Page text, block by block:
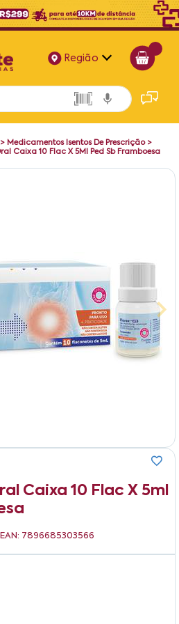
Região
Alagoas
Bahia
Paraíba
Medicamentos Isentos De Prescrição>
Caixa 10 Flac X 5Ml Ped Sb Framboesa
Caixa 10 Flac X 5ml
7896685303566